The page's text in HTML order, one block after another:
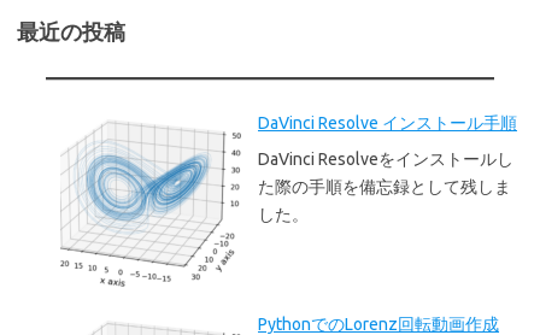
最近の投稿
DaVinci Resolve インストール手順
DaVinci Resolveをインストールし
た際の手順を備忘録として残しま
した。
PythonでのLorenz回転動画作成